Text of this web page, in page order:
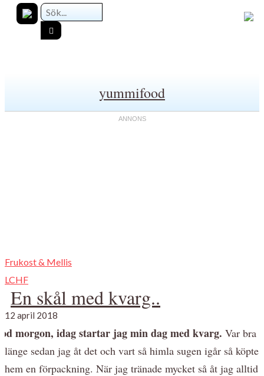
yummifood
Frukost & Mellis
LCHF
En skål med kvarg..
12 april 2018
morgon, idag startar jag min dag med kvarg. Var bra
länge sedan jag åt det och vart så himla sugen igår så köpte
hem en förpackning. När jag tränade mycket så åt jag alltid